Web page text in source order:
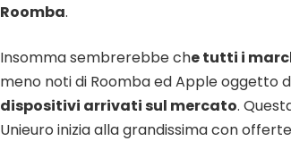
Roomba.
Insomma sembrerebbe che tutti i
meno noti di Roomba ed Apple oggetto
dispositivi arrivati sul mercato.
Unieuro inizia alla grandissima con